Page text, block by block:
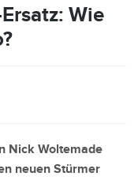
Wie
Nick Woltemade
neuen Stürmer